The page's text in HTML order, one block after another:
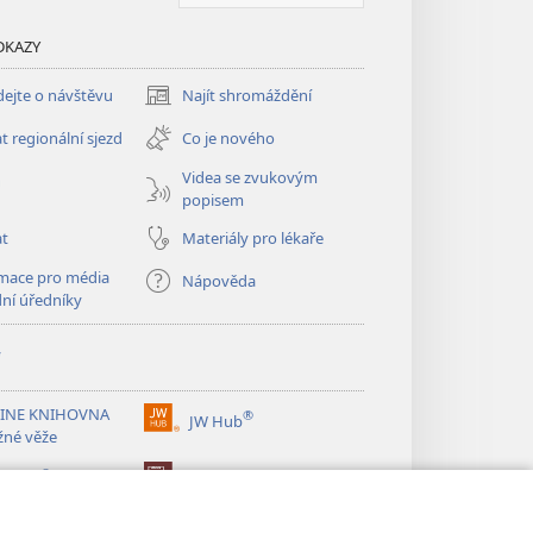
o návštěvu Najít shromáždění
(otevřeno
nové
okno)
regionální sjezd
Co je nového
Videa se zvukovým
popisem
Materiály pro lékaře
pro média
úředníky
Nápověda
KNIHOVNA
věže
JW Hub®
(otevřeno
okno)
®